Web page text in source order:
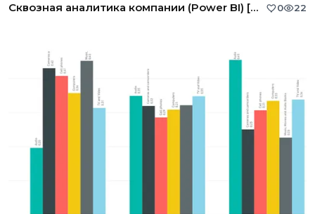
Сквозная аналитика компании (Power BI) [Маркетинг] 0 22